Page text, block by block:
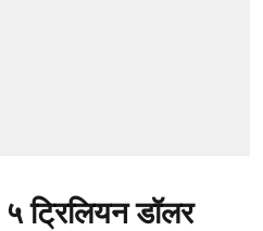
५ ट्रिलियन डॉलर